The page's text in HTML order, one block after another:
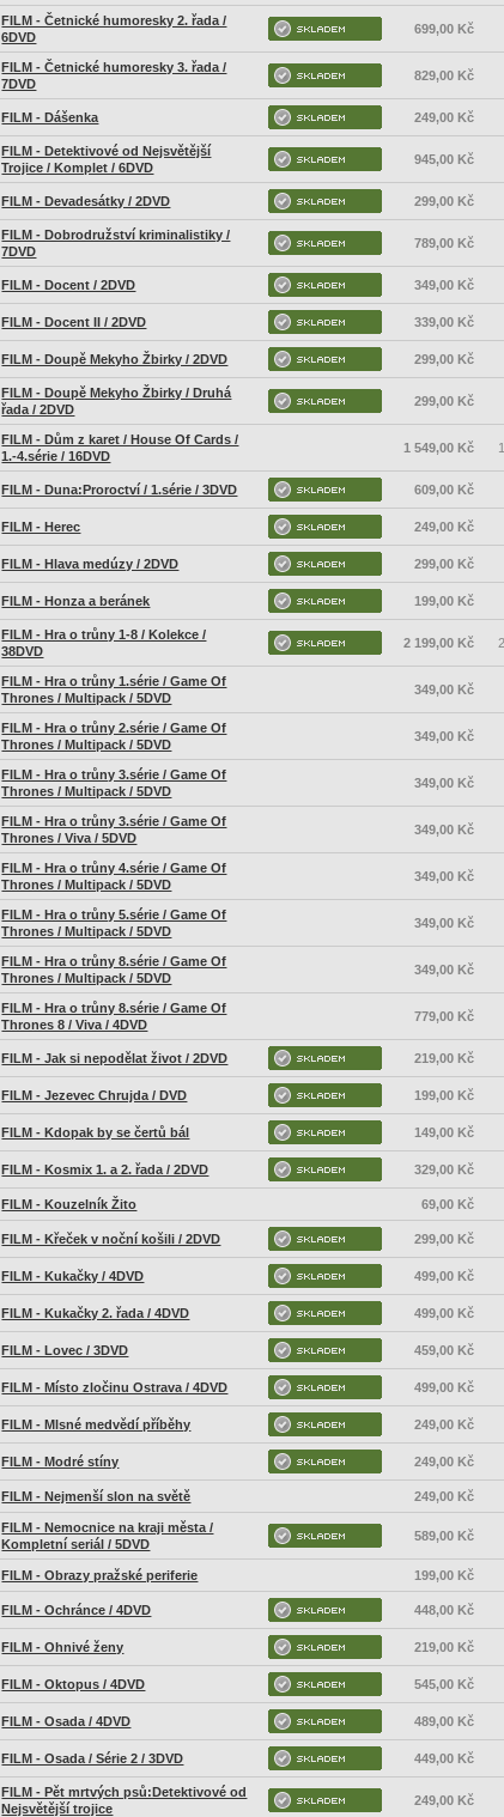
FILM - Četnické humoresky 2. řada /
6DVD
699,00 Kč
FILM - Četnické humoresky 3. řada /
7DVD
829,00 Kč
FILM - Dášenka 249,00 Kč
FILM - Detektivové od Nejsvětější
Trojice / Komplet / 6DVD
945,00 Kč
FILM - Devadesátky / 2DVD 299,00 Kč
FILM - Dobrodružství kriminalistiky /
7DVD
789,00 Kč
FILM - Docent / 2DVD 349,00 Kč
FILM - Docent II / 2DVD 339,00 Kč
FILM - Doupě Mekyho Žbirky / 2DVD 299,00 Kč
FILM - Doupě Mekyho Žbirky / Druhá
řada / 2DVD
299,00 Kč
FILM - Dům z karet / House Of Cards /
1.-4.série / 16DVD
1 549,00 Kč
FILM - Duna:Proroctví / 1.série / 3DVD 609,00 Kč
FILM - Herec 249,00 Kč
FILM - Hlava medúzy / 2DVD 299,00 Kč
FILM - Honza a beránek 199,00 Kč
FILM - Hra o trůny 1-8 / Kolekce /
38DVD
2 199,00 Kč
FILM - Hra o trůny 1.série / Game Of
Thrones / Multipack / 5DVD
349,00 Kč
FILM - Hra o trůny 2.série / Game Of
Thrones / Multipack / 5DVD
349,00 Kč
FILM - Hra o trůny 3.série / Game Of
Thrones / Multipack / 5DVD
349,00 Kč
FILM - Hra o trůny 3.série / Game Of
Thrones / Viva / 5DVD
349,00 Kč
FILM - Hra o trůny 4.série / Game Of
Thrones / Multipack / 5DVD
349,00 Kč
FILM - Hra o trůny 5.série / Game Of
Thrones / Multipack / 5DVD
349,00 Kč
FILM - Hra o trůny 8.série / Game Of
Thrones / Multipack / 5DVD
349,00 Kč
FILM - Hra o trůny 8.série / Game Of
Thrones 8 / Viva / 4DVD
779,00 Kč
FILM - Jak si nepodělat život / 2DVD 219,00 Kč
FILM - Jezevec Chrujda / DVD 199,00 Kč
FILM - Kdopak by se čertů bál 149,00 Kč
FILM - Kosmix 1. a 2. řada / 2DVD 329,00 Kč
FILM - Kouzelník Žito 69,00 Kč
FILM - Křeček v noční košili / 2DVD 299,00 Kč
FILM - Kukačky / 4DVD 499,00 Kč
FILM - Kukačky 2. řada / 4DVD 499,00 Kč
FILM - Lovec / 3DVD 459,00 Kč
FILM - Místo zločinu Ostrava / 4DVD 499,00 Kč
FILM - Mlsné medvědí příběhy 249,00 Kč
FILM - Modré stíny 249,00 Kč
FILM - Nejmenší slon na světě 249,00 Kč
FILM - Nemocnice na kraji města /
Kompletní seriál / 5DVD
589,00 Kč
FILM - Obrazy pražské periferie 199,00 Kč
FILM - Ochránce / 4DVD 448,00 Kč
FILM - Ohnivé ženy 219,00 Kč
FILM - Oktopus / 4DVD 545,00 Kč
FILM - Osada / 4DVD 489,00 Kč
FILM - Osada / Série 2 / 3DVD 449,00 Kč
FILM - Pět mrtvých psů:Detektivové od
Nejsvětější trojice
249,00 Kč